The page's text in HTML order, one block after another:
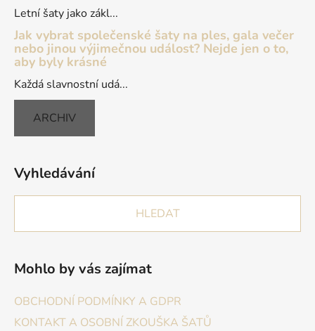
Letní šaty jako zákl...
Jak vybrat společenské šaty na ples, gala večer
nebo jinou výjimečnou událost? Nejde jen o to,
aby byly krásné
Každá slavnostní udá...
ARCHIV
Vyhledávání
HLEDAT
Mohlo by vás zajímat
OBCHODNÍ PODMÍNKY A GDPR
KONTAKT A OSOBNÍ ZKOUŠKA ŠATŮ